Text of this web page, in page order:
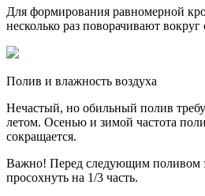
Для формирования равномерной
несколько раз поворачивают вокруг
Полив и влажность воздуха
Нечастый, но обильный полив
летом. Осенью и зимой частота
сокращается.
Важно! Перед следующим поливом
просохнуть на 1/3 часть.